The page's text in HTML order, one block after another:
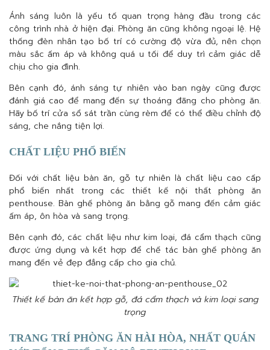
Ánh sáng luôn là yếu tố quan trọng hàng đầu trong các
công trình nhà ở hiện đại. Phòng ăn cũng không ngoại lệ. Hệ
thống đèn nhân tạo bố trí có cường độ vừa đủ, nên chọn
màu sắc ấm áp và không quá u tối để duy trì cảm giác dễ
chịu cho gia đình.
Bên cạnh đó, ánh sáng tự nhiên vào ban ngày cũng được
đánh giá cao để mang đến sự thoáng đãng cho phòng ăn.
Hãy bố trí cửa sổ sát trần cùng rèm để có thể điều chỉnh độ
sáng, che nắng tiện lợi.
CHẤT LIỆU PHỔ BIẾN
Đối với chất liệu bàn ăn, gỗ tự nhiên là chất liệu cao cấp
phổ biến nhất trong các thiết kế nội thất phòng ăn
penthouse. Bàn ghế phòng ăn bằng gỗ mang đến cảm giác
ấm áp, ôn hòa và sang trọng.
Bên cạnh đó, các chất liệu như kim loại, đá cẩm thạch cũng
được ứng dụng và kết hợp để chế tác bàn ghế phòng ăn
mang đến vẻ đẹp đẳng cấp cho gia chủ.
Thiết kế bàn ăn kết hợp gỗ, đá cẩm thạch và kim loại sang
trọng
TRANG TRÍ PHÒNG ĂN HÀI HÒA, NHẤT QUÁN